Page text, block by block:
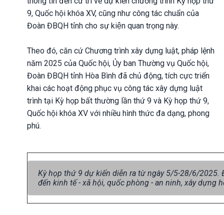
9, Quốc hội khóa XV, cũng như công tác chuẩn của
Đoàn ĐBQH tỉnh cho sự kiện quan trọng này.
Theo đó, căn cứ Chương trình xây dựng luật, pháp lệnh
năm 2025 của Quốc hội, Ủy ban Thường vụ Quốc hội,
Đoàn ĐBQH tỉnh Hòa Bình đã chủ động, tích cực triển
khai các hoạt động phục vụ công tác xây dựng luật
trình tại Kỳ họp bất thường lần thứ 9 và Kỳ họp thứ 9,
Quốc hội khóa XV với nhiều hình thức đa dạng, phong
phú.
Kỳ họp thứ 9 dự kiến diễn ra từ ngày 5/5-28/6/2025.
đến kinh tế - xã hội, quốc phòng - an ninh, xây dựng